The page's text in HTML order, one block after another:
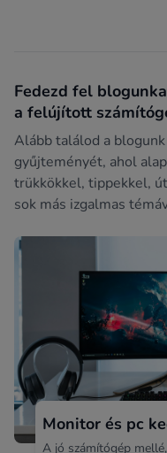
Fedezd fel
a felújított
Alább találod a
gyűjteményét, ahol
trükkökkel, tippekkel,
sok más izgalmas
Monitor és pc
A jó számítógép